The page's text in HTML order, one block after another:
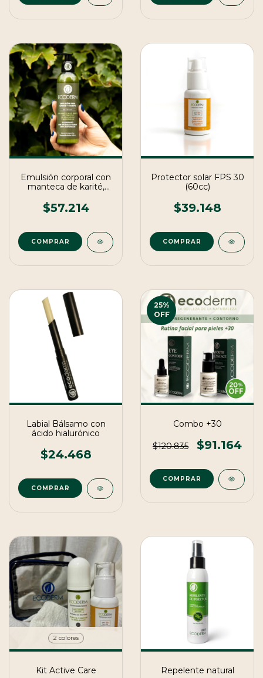
Emulsión corporal con
manteca de karité,
$57.214
Protector solar FPS 30
(60cc)
$39.148
Labial Bálsamo con
ácido hialurónico
$24.468
25%
OFF
Combo +30
$120.835 $91.164
2 colores
Kit Active Care Repelente natural